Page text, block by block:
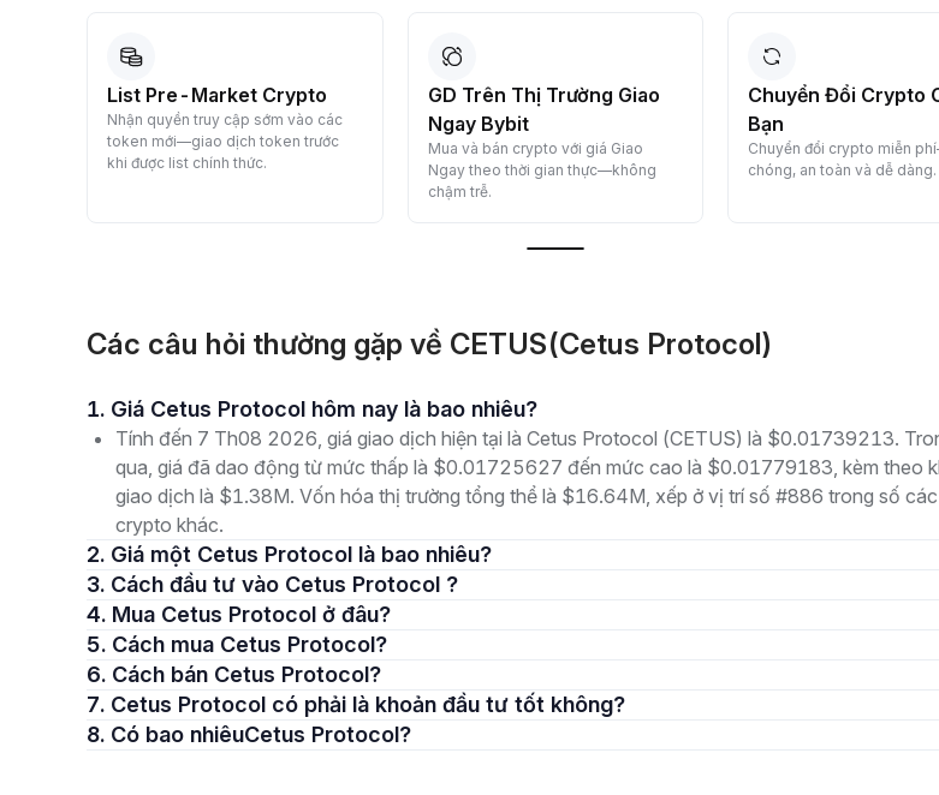
List Pre-Market Crypto
Nhận quyền truy cập sớm vào các
token mới—giao dịch token trước
khi được list chính thức.
GD Trên Thị Trường Giao
Ngay Bybit
Mua và bán crypto với giá Giao
Ngay theo thời gian thực—không
chậm trễ.
Chuyển Đổi Crypto
Bạn
Chuyển đổi crypto miễn
chóng, an toàn và dễ dàng.
Các câu hỏi thường gặp về CETUS(Cetus Protocol)
1. Giá Cetus Protocol hôm nay là bao nhiêu?
Tính đến 7 Th08 2026, giá giao dịch hiện tại là Cetus Protocol (CETUS) là $0.01739213.
qua, giá đã dao động từ mức thấp là $0.01725627 đến mức cao là $0.01779183, kèm theo
giao dịch là $1.38M. Vốn hóa thị trường tổng thể là $16.64M, xếp ở vị trí số #886 trong số
crypto khác.
2. Giá một Cetus Protocol là bao nhiêu?
3. Cách đầu tư vào Cetus Protocol ?
4. Mua Cetus Protocol ở đâu?
5. Cách mua Cetus Protocol?
6. Cách bán Cetus Protocol?
7. Cetus Protocol có phải là khoản đầu tư tốt không?
8. Có bao nhiêuCetus Protocol?